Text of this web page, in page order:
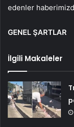
edenler
GENEL ŞARTLAR
İlgili Makaleler